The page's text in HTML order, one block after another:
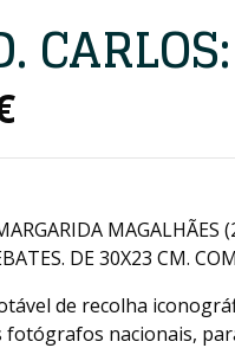
MAGALHÃES
DE 30X23 CM.
de recolha
nacionais,